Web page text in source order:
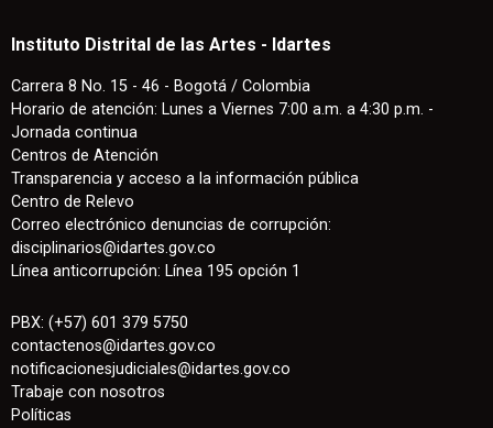
Instituto Distrital de las Artes - Idartes
Carrera 8 No. 15 - 46 - Bogotá / Colombia
Horario de atención: Lunes a Viernes 7:00 a.m. a 4:30 p.m. -
Jornada continua
Centros de Atención
Transparencia y acceso a la información pública
Centro de Relevo
Correo electrónico denuncias de corrupción:
disciplinarios@idartes.gov.co
Línea anticorrupción: Línea 195 opción 1
PBX: (+57) 601 379 5750
contactenos@idartes.gov.co
notificacionesjudiciales@idartes.gov.co
Trabaje con nosotros
Políticas